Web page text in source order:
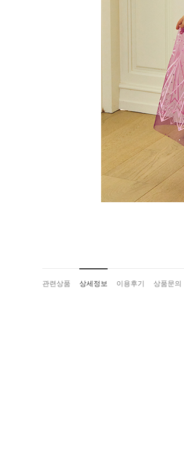
관련상품 상세정보 이용후기 상품문의